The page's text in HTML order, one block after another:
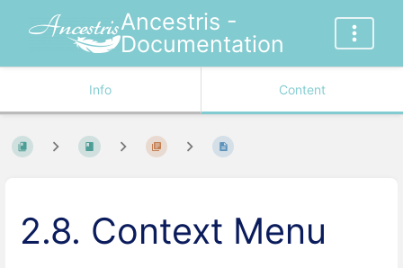
Ancestris -
Documentation
Info Content
2.8. Context Menu